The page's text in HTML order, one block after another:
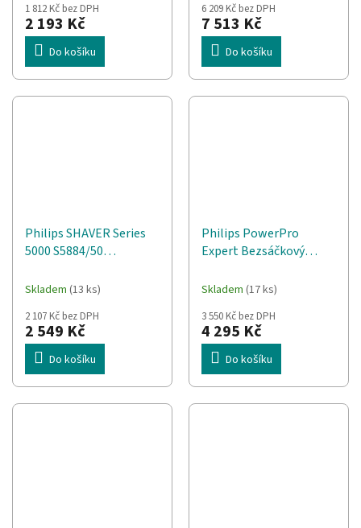
1 812 Kč bez DPH
2 193 Kč
Do košíku
6 209 Kč bez DPH
7 513 Kč
Do košíku
Philips SHAVER Series
5000 S5884/50
pro mokré a suché
Skladem (13 ks)
2 107 Kč bez DPH
2 549 Kč
Do košíku
Philips PowerPro
Expert Bezsáčkový
Skladem (17 ks)
3 550 Kč bez DPH
4 295 Kč
Do košíku